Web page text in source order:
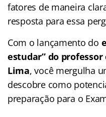
fatores de maneira
resposta para essa
Com o lançamento do
estudar” do
Lima, você mergulha
descobre como
preparação para o